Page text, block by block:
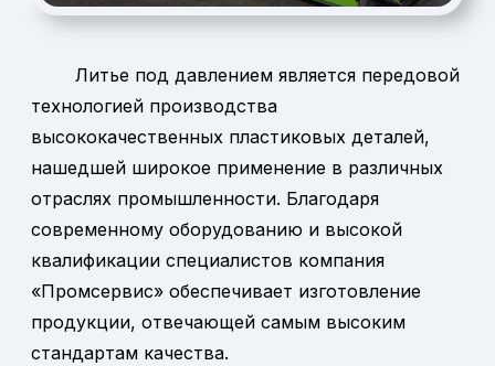
Литье под давлением является передовой
технологией производства
высококачественных пластиковых деталей,
нашедшей широкое применение в различных
отраслях промышленности. Благодаря
современному оборудованию и высокой
квалификации специалистов компания
«Промсервис» обеспечивает изготовление
продукции, отвечающей самым высоким
стандартам качества.